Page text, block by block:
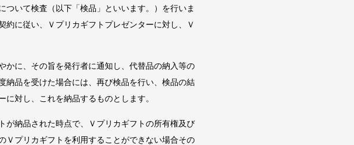
いて検査（以下「検品」といいます。）を行いま
に従い、Ｖプリカギフトプレゼンターに対し、Ｖ
かに、その旨を発行者に通知し、代替品の納入等の
納品を受けた場合には、再び検品を行い、検品の結
対し、これを納品するものとします。
が納品された時点で、Ｖプリカギフトの所有権及び
Ｖプリカギフトを利用することができない場合その